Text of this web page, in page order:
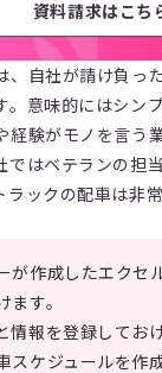
資料請求はこち
、自社が請け負っ
。意味的にはシン
経験がモノを言う
ではベテランの担
ラックの配車は非
が作成したエクセ
ます。
情報を登録してお
スケジュールを作